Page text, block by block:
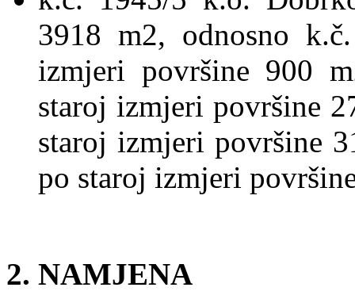
3918 m2, odnosno
izmjeri površine 900
staroj izmjeri površine
staroj izmjeri površine
po staroj izmjeri
2. NAMJENA